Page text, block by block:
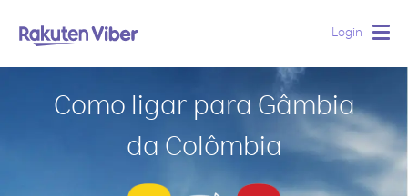
Login
Como ligar para Gâmbia
da Colômbia